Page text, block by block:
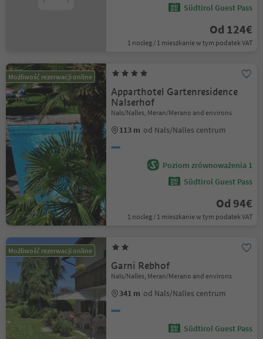
Südtirol Guest Pass
Od 124€
1 nocleg / 1 mieszkanie w tym podatek VAT
Możliwość rezerwacji online
Apparthotel Gartenresidence
Nalserhof
Nals/Nalles, Meran/Merano and environs
113 m od Nals/Nalles centrum
Poziom zrównoważenia 1
Südtirol Guest Pass
Od 94€
1 nocleg / 1 mieszkanie w tym podatek VAT
Możliwość rezerwacji online
Garni Rebhof
Nals/Nalles, Meran/Merano and environs
341 m od Nals/Nalles centrum
Südtirol Guest Pass